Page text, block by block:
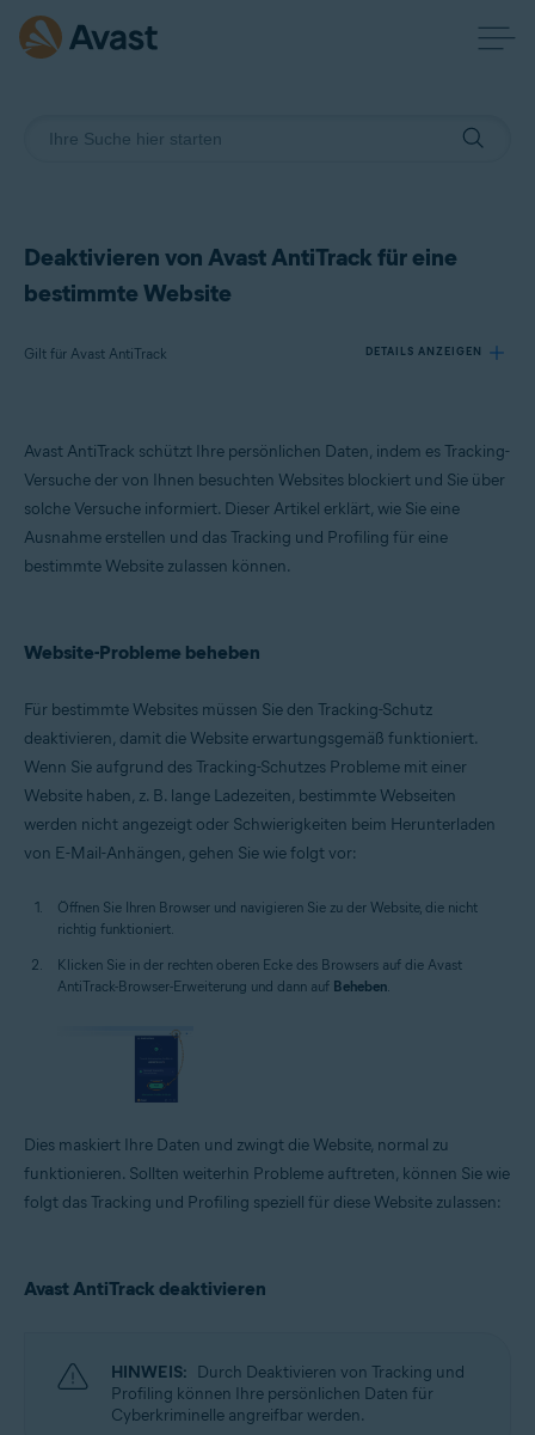
Deaktivieren von Avast AntiTrack für eine
bestimmte Website
Gilt für Avast AntiTrack DETAILS ANZEIGEN
Produkte:
Avast AntiTrack
Windows
Avast AntiTrack schützt Ihre persönlichen Daten, indem es Tracking-
Versuche der von Ihnen besuchten Websites blockiert und Sie über
solche Versuche informiert. Dieser Artikel erklärt, wie Sie eine
Ausnahme erstellen und das Tracking und Profiling für eine
bestimmte Website zulassen können.
Website-Probleme beheben
Für bestimmte Websites müssen Sie den Tracking-Schutz
deaktivieren, damit die Website erwartungsgemäß funktioniert.
Wenn Sie aufgrund des Tracking-Schutzes Probleme mit einer
Website haben, z. B. lange Ladezeiten, bestimmte Webseiten
werden nicht angezeigt oder Schwierigkeiten beim Herunterladen
von E-Mail-Anhängen, gehen Sie wie folgt vor:
Öffnen Sie Ihren Browser und navigieren Sie zu der Website, die nicht
richtig funktioniert.
Klicken Sie in der rechten oberen Ecke des Browsers auf die Avast
AntiTrack-Browser-Erweiterung und dann auf Beheben.
Dies maskiert Ihre Daten und zwingt die Website, normal zu
funktionieren. Sollten weiterhin Probleme auftreten, können Sie wie
folgt das Tracking und Profiling speziell für diese Website zulassen:
Avast AntiTrack deaktivieren
HINWEIS: Durch Deaktivieren von Tracking und
Profiling können Ihre persönlichen Daten für
Cyberkriminelle angreifbar werden.